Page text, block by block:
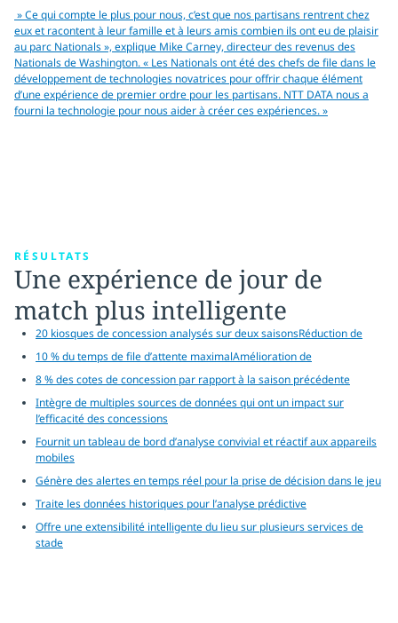
» Ce qui compte le plus pour nous, c’est que nos partisans rentrent chez
eux et racontent à leur famille et à leurs amis combien ils ont eu de plaisir
au parc Nationals », explique Mike Carney, directeur des revenus des
Nationals de Washington. « Les Nationals ont été des chefs de file dans le
développement de technologies novatrices pour offrir chaque élément
d’une expérience de premier ordre pour les partisans. NTT DATA nous a
fourni la technologie pour nous aider à créer ces expériences. »
RÉSULTATS
Une expérience de jour de
match plus intelligente
20 kiosques de concession analysés sur deux saisonsRéduction de
10 % du temps de file d’attente maximalAmélioration de
8 % des cotes de concession par rapport à la saison précédente
Intègre de multiples sources de données qui ont un impact sur
l’efficacité des concessions
Fournit un tableau de bord d’analyse convivial et réactif aux appareils
mobiles
Génère des alertes en temps réel pour la prise de décision dans le jeu
Traite les données historiques pour l’analyse prédictive
Offre une extensibilité intelligente du lieu sur plusieurs services de
stade